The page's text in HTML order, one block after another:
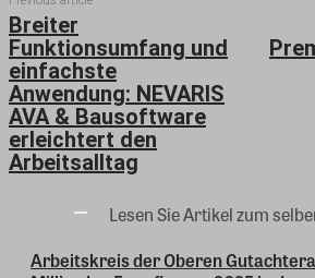
Breiter
Funktionsumfang und
einfachste
Anwendung: NEVARIS
AVA & Bausoftware
erleichtert den
Arbeitsalltag
Lesen Sie Artikel zum
Arbeitskreis der Oberen